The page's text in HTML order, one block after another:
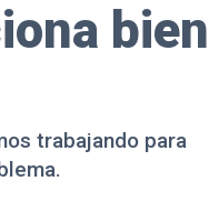
bien
trabajando para